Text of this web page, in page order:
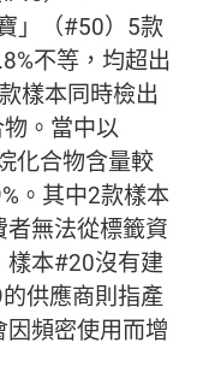
」（#50）5款
不等，均超出
樣本同時檢出
。當中以
化合物含量較
。其中2款樣本
無法從標籤資
樣本#20沒有建
供應商則指產
頻密使用而增